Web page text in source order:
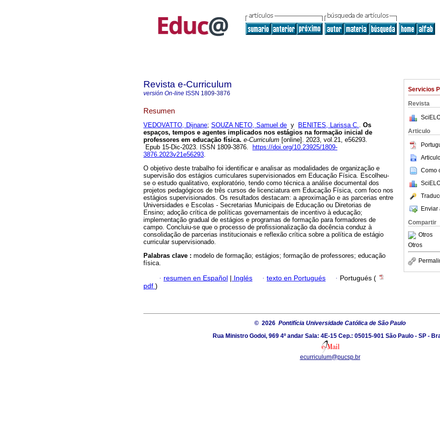
Servicios
Revista
Articulo
Como
Enviar
Compartir
Otros
Otros
Revista e-Curriculum
versión On-line ISSN 1809-3876
Resumen
VEDOVATTO, Dijnane; SOUZA NETO, Samuel de y BENITES, Larissa C.. Os
espaços, tempos e agentes implicados nos estágios na formação inicial de
professores em educação física. e-Curriculum [online]. 2023, vol.21, e56293.
Epub 15-Dic-2023. ISSN 1809-3876.
https://doi.org/10.23925/1809-
3876.2023v21e56293.
O objetivo deste trabalho foi identificar e analisar as modalidades de organização e
supervisão dos estágios curriculares supervisionados em Educação Física. Escolheu-
se o estudo qualitativo, exploratório, tendo como técnica a análise documental dos
projetos pedagógicos de três cursos de licenciatura em Educação Física, com foco nos
estágios supervisionados. Os resultados destacam: a aproximação e as parcerias entre
Universidades e Escolas - Secretarias Municipais de Educação ou Diretorias de
Ensino; adoção crítica de políticas governamentais de incentivo à educação;
implementação gradual de estágios e programas de formação para formadores de
campo. Concluiu-se que o processo de profissionalização da docência conduz à
consolidação de parcerias institucionais e reflexão crítica sobre a política de estágio
curricular supervisionado.
Palabras clave : modelo de formação; estágios; formação de professores; educação
física.
· resumen en Español | Inglés · texto en Portugués · Portugués (
pdf )
© 2026 Pontifícia Universidade Católica de São Paulo
Rua Ministro Godoi, 969 4º andar Sala: 4E-15 Cep.: 05015-901 São Paulo - SP -
ecurriculum@pucsp.br